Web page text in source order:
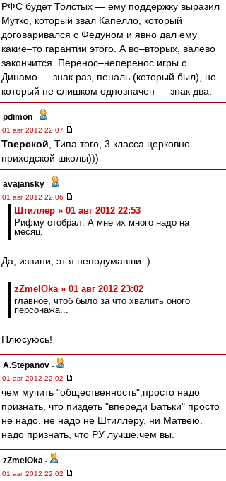
РФС будет Толстых — ему поддержку выразил
Мутко, который звал Капелло, который
договаривался с Федуном и явно дал ему
какие–то гарантии этого. А во–вторых, валево
закончится. Перенос–неперенос игры с
Динамо — знак раз, пеналь (который был), но
который не слишком однозначен — знак два.
pdimon -
01 авг 2012 22:07
Тверской , Типа того, 3 класса церковно-
приходской школы)))
avajansky -
01 авг 2012 22:06
Штиллер » 01 авг 2012 22:53
Рифму отобрал. А мне их много надо на
месяц.
Да, извини, эт я неподумавши :)
zZmeIOka » 01 авг 2012 23:02
главное, чтоб было за что хвалить оного
персонажа...
Плюсуюсь!
A.Stepanov -
01 авг 2012 22:02
чем мучить "общественность",просто надо
признать, что пиздеть "впереди Батьки" просто
не надо. не надо не Штиллеру, ни Матвею.
надо признать, что РУ лучше,чем вы.
zZmeIOka -
01 авг 2012 22:02